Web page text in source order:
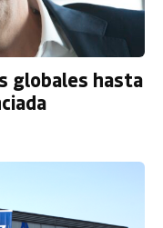
globales hasta